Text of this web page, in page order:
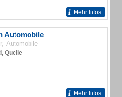
Mehr Infos
Automobile
Automobile
Quelle
Mehr Infos